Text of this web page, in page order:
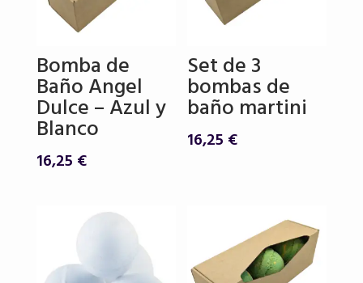
Bomba de
Baño Angel
Dulce – Azul y
Blanco
16,25 €
Set de 3
bombas de
baño martini
16,25 €